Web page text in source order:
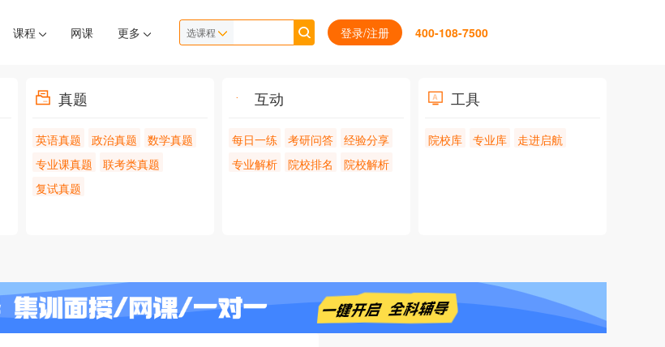
课程 网课 更多 选课程 登录/注册 400-108-7500
真题
英语真题 政治真题
数学真题
专业课真题
联考类真题
复试真题
互动
每日一练 考研问答
经验分享
专业解析
院校排名 院校解析
工具
院校库 专业库 走进启航